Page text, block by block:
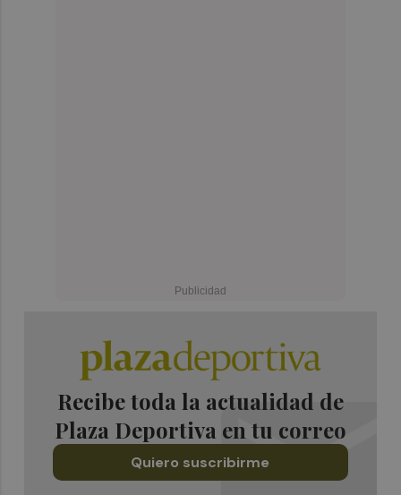
Recibe toda la actualidad de
Plaza Deportiva en tu correo
Quiero suscribirme